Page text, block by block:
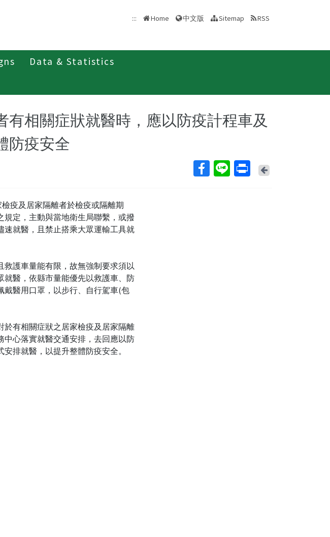
::: Home 中文版 Sitemap RSS
Data & Statistics
有相關症狀就醫時，應以防疫計程車及
防疫安全
Back
疫及居家隔離者於檢疫或隔離期
定，主動與當地衛生局聯繫，或撥
速就醫，且禁止搭乘大眾運輸工具就
護車量能有限，故無強制要求須以
就醫，依縣市量能優先以救護車、防
戴醫用口罩，以步行、自行駕車(包
有相關症狀之居家檢疫及居家隔離
心落實就醫交通安排，去回應以防
排就醫，以提升整體防疫安全。